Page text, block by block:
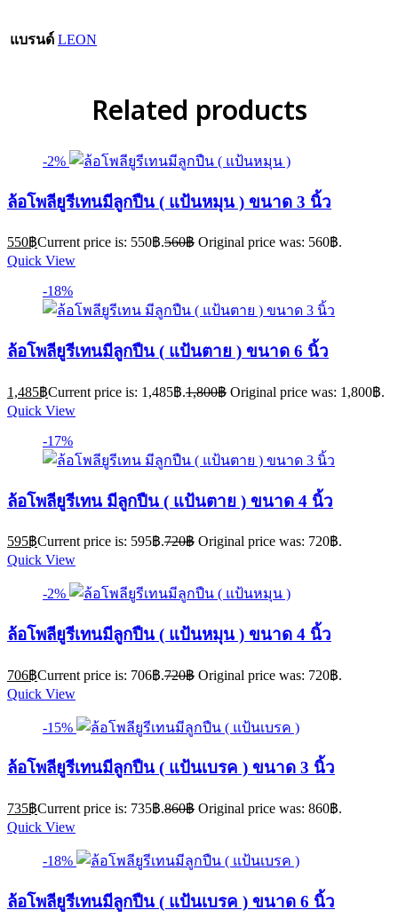
แบรนด์ LEON
Related products
-2%
ล้อโพลียูรีเทนมีลูกปืน ( แป้นหมุน ) ขนาด 3 นิ้ว
550฿Current price is: 550฿.560฿ Original price was: 560฿.
Quick View
-18%
ล้อโพลียูรีเทนมีลูกปืน ( แป้นตาย ) ขนาด 6 นิ้ว
1,485฿Current price is: 1,485฿.1,800฿ Original price was: 1,800฿.
Quick View
-17%
ล้อโพลียูรีเทน มีลูกปืน ( แป้นตาย ) ขนาด 4 นิ้ว
595฿Current price is: 595฿.720฿ Original price was: 720฿.
Quick View
-2%
ล้อโพลียูรีเทนมีลูกปืน ( แป้นหมุน ) ขนาด 4 นิ้ว
706฿Current price is: 706฿.720฿ Original price was: 720฿.
Quick View
-15%
ล้อโพลียูรีเทนมีลูกปืน ( แป้นเบรค ) ขนาด 3 นิ้ว
735฿Current price is: 735฿.860฿ Original price was: 860฿.
Quick View
-18%
ล้อโพลียูรีเทนมีลูกปืน ( แป้นเบรค ) ขนาด 6 นิ้ว